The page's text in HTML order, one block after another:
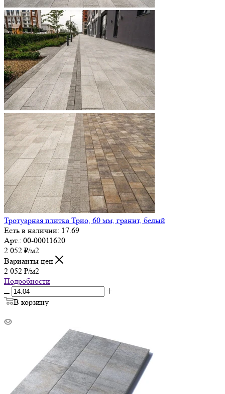
Тротуарная плитка Трио, 60 мм, гранит, белый
Есть в наличии: 17.69
Арт.: 00-00011620
2 052 ₽/м2
Варианты цен
2 052 ₽/м2
Подробности
В корзину